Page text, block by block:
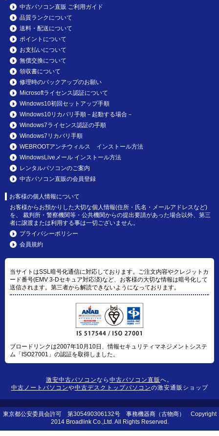
中古パソコン直販 ご利用ガイド
品質ランクについて
送料・配送について
ポイントについて
お支払いについて
無償交換について
領収書について
修理時のバックアップのお願い
Microsoftライセンス認証について
Windows10初回セットアップ手順
Windows10リカバリ手順－起動する場合－
Windows7ライセンス認証の手順
Windows7リカバリ手順
WEBROOTアンチウィルス インストール方法
WindowsLiveメール インストール方法
レンタルパソコンのご案内
中古パソコン直販の会員登録
お客様の個人情報について
お客様からお預かりした大切な個人情報(住所・氏名・メールアドレスなど)
を、 裁判所・警察機関等・公共機関からの提出要請があった場合以外、第三
者に譲渡または利用する事は一切ございません。
プライバシーポリシー
会員規約
当サイトはSSL暗号化通信に対応しております。ご注文内容やクレジットカ
ード番号(EMV 3-Dセキュア対応済)など、お客様の大切な情報は暗号化して
送信されます。第三者から解読できないようになっております。
ブロードリンクは2007年10月10日、情報セキュリティマネジメントシステ
ム「ISO27001」の認証を取得しました。
激安中古パソコンなら 中古パソコン直販 へ。
中古ノートパソコンや中古デスクトップパソコンの激安通販ショップ
東京都公安委員会許可 第305490306132号 事務機器商（古物商） Copyright
2014 Broadlink Co.,Ltd. All Rights Reserved.